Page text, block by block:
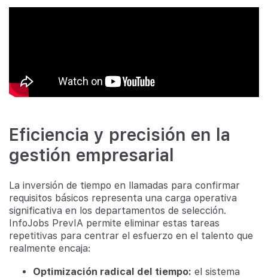
Eficiencia y precisión en la
gestión empresarial
La inversión de tiempo en llamadas para confirmar
requisitos básicos representa una carga operativa
significativa en los departamentos de selección.
InfoJobs PrevIA permite eliminar estas tareas
repetitivas para centrar el esfuerzo en el talento que
realmente encaja:
Optimización radical del tiempo: el sistema